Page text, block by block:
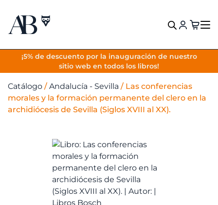
¡5% de descuento por la inauguración de nuestro
sitio web en todos los libros!
VOLVER
Catálogo / Andalucía - Sevilla / Las conferencias
morales y la formación permanente del clero en la
archidiócesis de Sevilla (Siglos XVIII al XX).